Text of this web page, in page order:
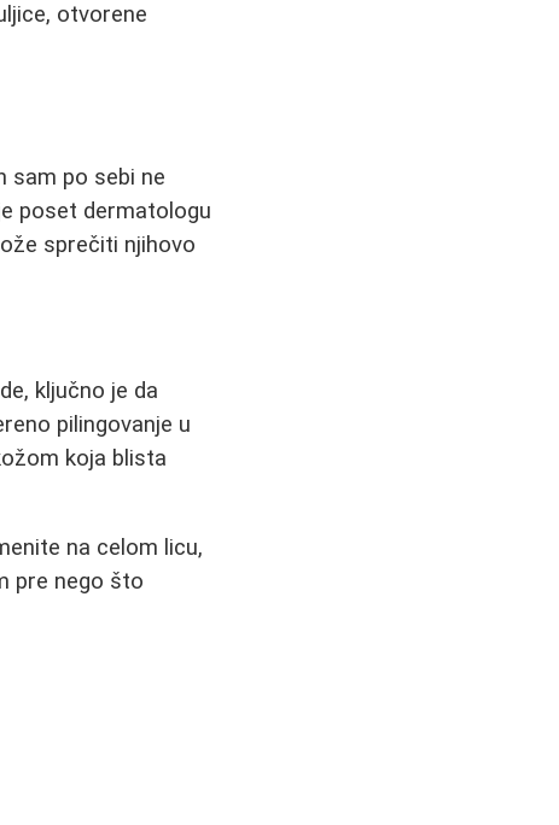
otvorene
sam po sebi ne
poset dermatologu
sprečiti njihovo
ključno je da
pilingovanje u
koja blista
na celom licu,
pre nego što